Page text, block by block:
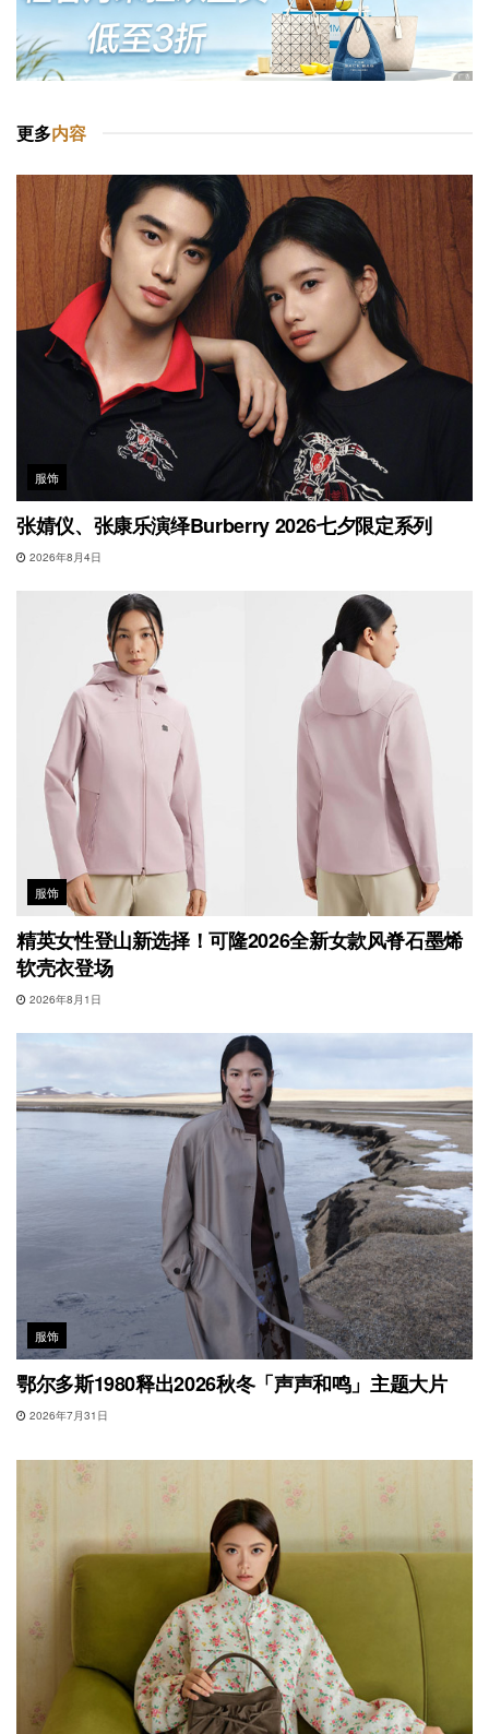
更多内容
服饰
张婧仪、张康乐演绎Burberry 2026七夕限定系列
2026年8月4日
服饰
精英女性登山新选择！可隆2026全新女款风脊石墨烯
软壳衣登场
2026年8月1日
服饰
鄂尔多斯1980释出2026秋冬「声声和鸣」主题大片
2026年7月31日